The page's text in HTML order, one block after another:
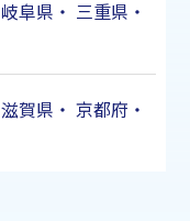
岐阜県 ・ 三重県 ・
滋賀県 ・ 京都府 ・